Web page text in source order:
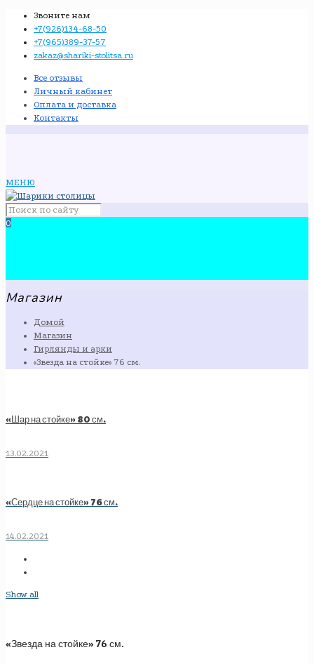
Звоните нам
+7(926)134-68-50
+7(965)389-37-57
zakaz@shariki-stolitsa.ru
Все отзывы
Личный кабинет
Оплата и доставка
Контакты
МЕНЮ
0
Магазин
Домой
Магазин
Гирлянды и арки
«Звезда на стойке» 76 см.
«Шар на стойке» 80 см.
13.02.2021
«Сердце на стойке» 76 см.
14.02.2021
Show all
«Звезда на стойке» 76 см.